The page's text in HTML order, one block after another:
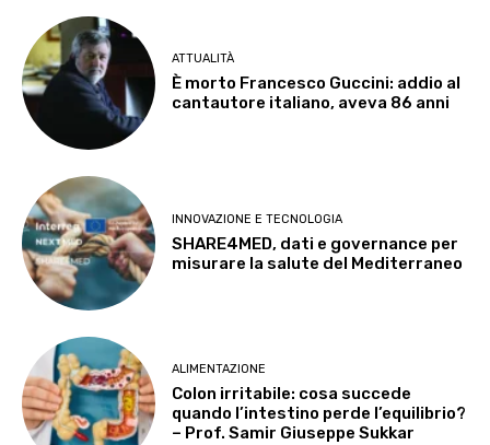
ATTUALITÀ
È morto Francesco Guccini: addio al
cantautore italiano, aveva 86 anni
INNOVAZIONE E TECNOLOGIA
SHARE4MED, dati e governance per
misurare la salute del Mediterraneo
ALIMENTAZIONE
Colon irritabile: cosa succede
quando l’intestino perde l’equilibrio?
– Prof. Samir Giuseppe Sukkar